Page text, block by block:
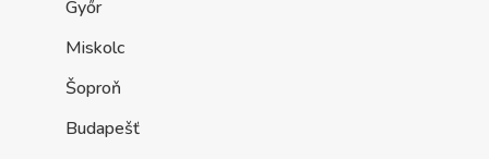
Győr
Miskolc
Šoproň
Budapešť